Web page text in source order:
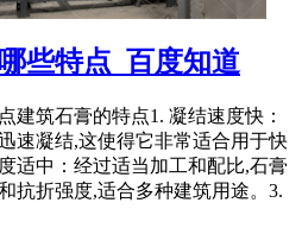
些特点_百度知道
建筑石膏的特点1. 凝结速度快：
速凝结,这使得它非常适合用于快
适中：经过适当加工和配比,石膏
抗折强度,适合多种建筑用途。3.